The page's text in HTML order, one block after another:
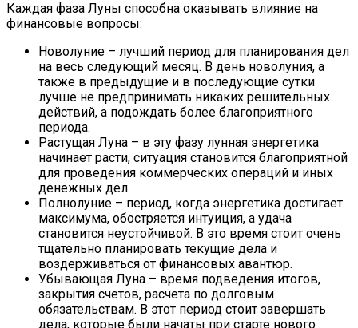
Каждая фаза Луны способна оказывать влияние на
финансовые вопросы:
Новолуние – лучший период для планирования дел
на весь следующий месяц. В день новолуния, а
также в предыдущие и в последующие сутки
лучше не предпринимать никаких решительных
действий, а подождать более благоприятного
периода.
Растущая Луна – в эту фазу лунная энергетика
начинает расти, ситуация становится благоприятной
для проведения коммерческих операций и иных
денежных дел.
Полнолуние – период, когда энергетика достигает
максимума, обостряется интуиция, а удача
становится неустойчивой. В это время стоит очень
тщательно планировать текущие дела и
воздерживаться от финансовых авантюр.
Убывающая Луна – время подведения итогов,
закрытия счетов, расчета по долговым
обязательствам. В этот период стоит завершать
дела, которые были начаты при старте нового